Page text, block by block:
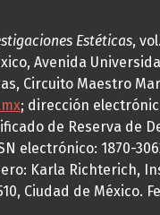
Estéticas,
Avenida
Circuito Maestro
; dirección
de Reserva de
electrónico: 1870-
Karla Richterich,
Ciudad de